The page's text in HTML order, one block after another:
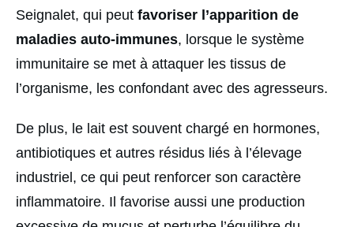
Seignalet, qui peut favoriser l’apparition de
maladies auto-immunes, lorsque le système
immunitaire se met à attaquer les tissus de
l’organisme, les confondant avec des agresseurs.
De plus, le lait est souvent chargé en hormones,
antibiotiques et autres résidus liés à l’élevage
industriel, ce qui peut renforcer son caractère
inflammatoire. Il favorise aussi une production